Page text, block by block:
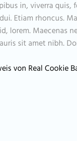
in, viverra quis,
Etiam rhoncus.
lorem. Maecenas
sit amet nibh.
von Real Cookie